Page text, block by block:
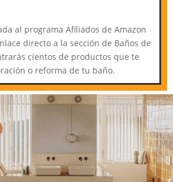
al programa Afiliados de Amazon
directo a la sección de Baños de
cientos de productos que te
o reforma de tu baño.